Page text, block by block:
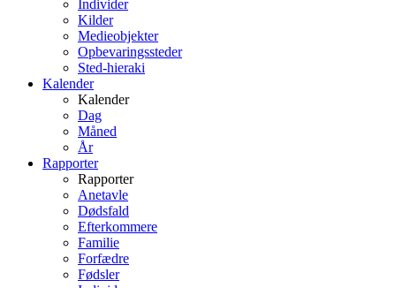
Individer
Kilder
Medieobjekter
Opbevaringssteder
Sted-hieraki
Kalender
Kalender
Dag
Måned
År
Rapporter
Rapporter
Anetavle
Dødsfald
Efterkommere
Familie
Forfædre
Fødsler